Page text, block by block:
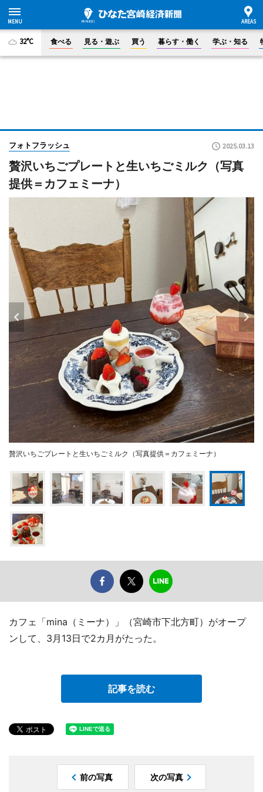
32°C 食べる 見る・遊ぶ 買う 暮らす・働く 学ぶ・知る
フォトフラッシュ 2025.03.13
贅沢いちごプレートと生いちごミルク（写真
提供＝カフェミーナ）
贅沢いちごプレートと生いちごミルク（写真提供＝カフェミーナ）
カフェ「mina（ミーナ）」（宮崎市下北方町）がオープ
ンして、3月13日で2カ月がたった。
記事を読む
前の写真 次の写真